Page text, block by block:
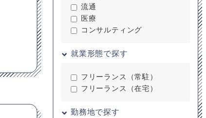
流通
医療
コンサルティング
就業形態で探す
フリーランス（常駐）
フリーランス（在宅）
勤務地で探す